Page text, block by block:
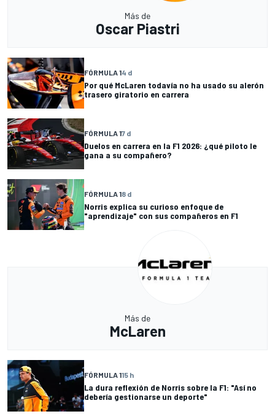
Más de
Oscar Piastri
FÓRMULA 14 d
Por qué McLaren todavía no ha usado su alerón
trasero giratorio en carrera
FÓRMULA 17 d
Duelos en carrera en la F1 2026: ¿qué piloto le
gana a su compañero?
FÓRMULA 18 d
Norris explica su curioso enfoque de
"aprendizaje" con sus compañeros en F1
Más de
McLaren
FÓRMULA 115 h
La dura reflexión de Norris sobre la F1: "Así no
debería gestionarse un deporte"